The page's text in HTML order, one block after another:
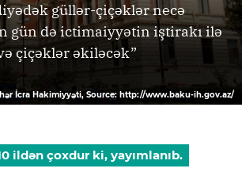
güllər-çiçəklər necə
gün də ictimaiyyətin iştirakı ilə
çiçəklər əkiləcək”
İcra Hakimiyyəti, Source: http://www.baku-ih.gov.az/
ildən çoxdur ki, yayımlanıb.